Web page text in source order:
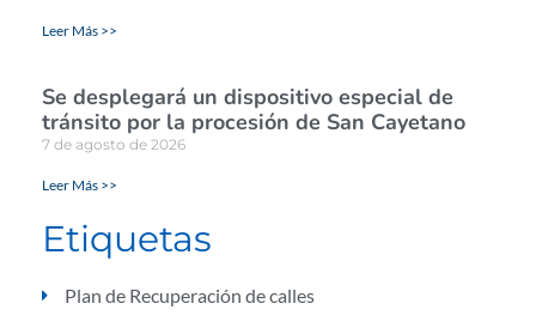
Leer Más >>
Se desplegará un dispositivo especial de
tránsito por la procesión de San Cayetano
7 de agosto de 2026
Leer Más >>
Etiquetas
Plan de Recuperación de calles